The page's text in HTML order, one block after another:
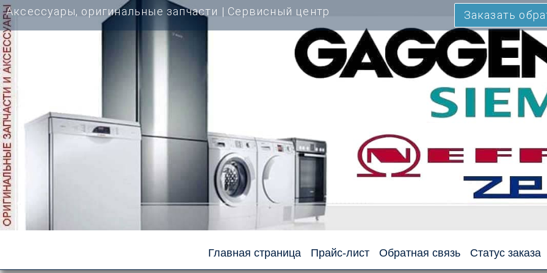
Перейти
к
содержимому
Аксессуары, оригинальные запчасти | Cервисный центр Заказать
Главная страница Прайс-лист Обратная связь Статус заказа